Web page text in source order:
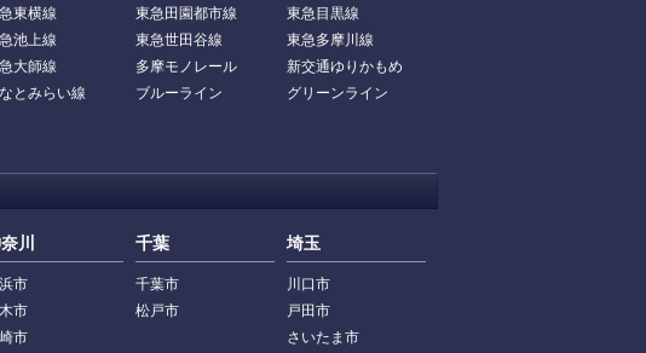
東横線 東急田園都市線
東急目黒線
池上線 東急世田谷線
東急多摩川線
大師線 多摩モノレール
新交通ゆりかもめ
とみらい線 ブルーライン
グリーンライン
川
市
市
市
千葉
千葉市
松戸市
埼玉
川口市
戸田市
さいたま市